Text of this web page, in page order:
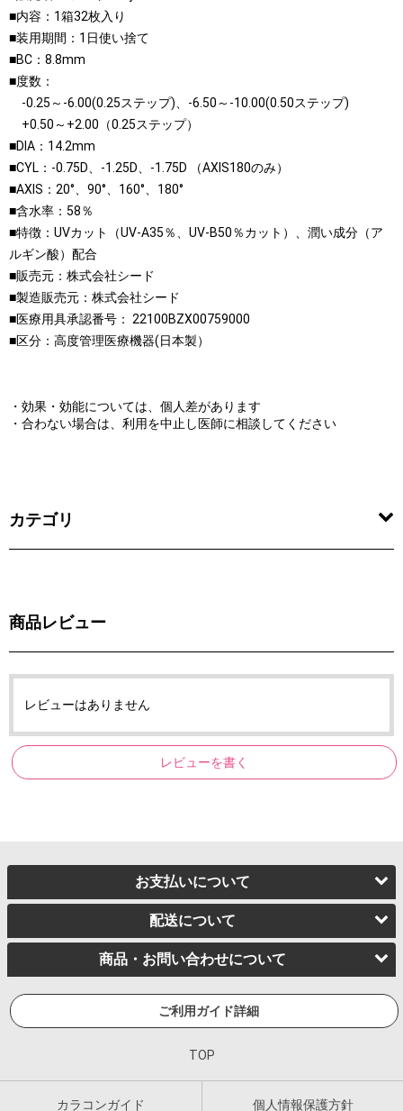
■内容：1箱32枚入り
■装用期間：1日使い捨て
■BC：8.8mm
■度数：
-0.25～-6.00(0.25ステップ)、-6.50～-10.00(0.50ステップ)
+0.50～+2.00（0.25ステップ）
■DIA：14.2mm
■CYL：-0.75D、-1.25D、-1.75D （AXIS180のみ）
■AXIS：20°、90°、160°、180°
■含水率：58％
■特徴：UVカット（UV-A35％、UV-B50％カット）、潤い成分（ア
ルギン酸）配合
■販売元：株式会社シード
■製造販売元：株式会社シード
■医療用具承認番号： 22100BZX00759000
■区分：高度管理医療機器(日本製）
・効果・効能については、個人差があります
・合わない場合は、利用を中止し医師に相談してください
カテゴリ
商品レビュー
レビューはありません
レビューを書く
お支払いについて
配送について
商品・お問い合わせについて
ご利用ガイド詳細
TOP
カラコンガイド 個人情報保護方針